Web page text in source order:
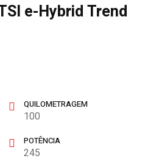
e-Hybrid Trend
QUILOMETRAGEM
100
POTÊNCIA
245